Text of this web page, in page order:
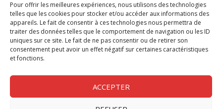
Pour offrir les meilleures expériences, nous utilisons des technologies
telles que les cookies pour stocker et/ou accéder aux informations des
appareils. Le fait de consentir à ces technologies nous permettra de
traiter des données telles que le comportement de navigation ou les ID
uniques sur ce site. Le fait de ne pas consentir ou de retirer son
consentement peut avoir un effet négatif sur certaines caractéristiques
et fonctions.
ACCEPTER
Chèque Compta
Chèque Emploi Spectacle
G-Pods
Profession Audio-visuel